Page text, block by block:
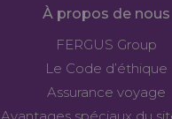
À propos de nous
FERGUS Group
Le Code d’éthique
Assurance voyage